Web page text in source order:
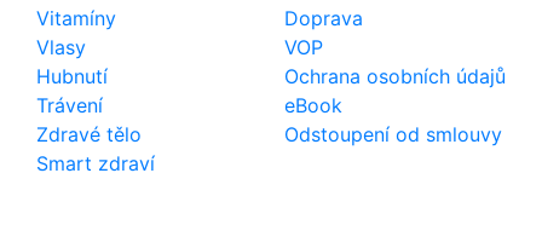
Vitamíny
Vlasy
Hubnutí
Trávení
Zdravé tělo
Smart zdraví
Doprava
VOP
Ochrana osobních údajů
eBook
Odstoupení od smlouvy